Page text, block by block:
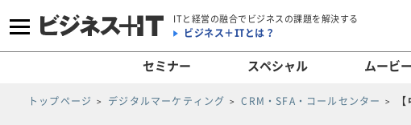
ITと経営の融合でビジネスの課題を解決する
ビジネス＋ITとは？
セミナー スペシャル ムービー
トップページ デジタルマーケティング CRM・SFA・コールセンター